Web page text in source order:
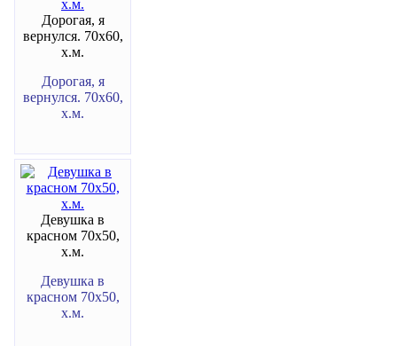
Дорогая, я
вернулся. 70х60,
х.м.
Дорогая, я
вернулся. 70х60,
х.м.
Девушка в
красном 70х50,
х.м.
Девушка в
красном 70х50,
х.м.